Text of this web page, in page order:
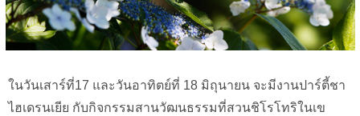
ในวันเสาร์ที่17 และวันอาทิตย์ที่ 18 มิถุนายน จะมีงานปาร์ตี้ชา
ไฮเดรนเยีย กับกิจกรรมสานวัฒนธรรมที่สวนชิโรโทริในเข